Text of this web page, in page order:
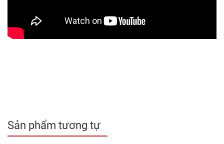
Sản phẩm tương tự